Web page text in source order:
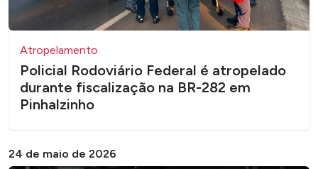
Atropelamento
Policial Rodoviário Federal é atropelado
durante fiscalização na BR-282 em
Pinhalzinho
24 de maio de 2026